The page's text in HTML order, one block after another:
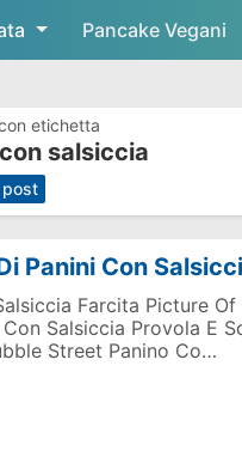
Skip to main content
Pancake Vegani
etichetta
salsiccia
Panini Con
Farcita Picture Of
Salsiccia Provola E
Street Panino Co…